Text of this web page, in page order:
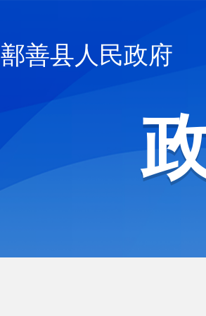
鄯善县人民政府